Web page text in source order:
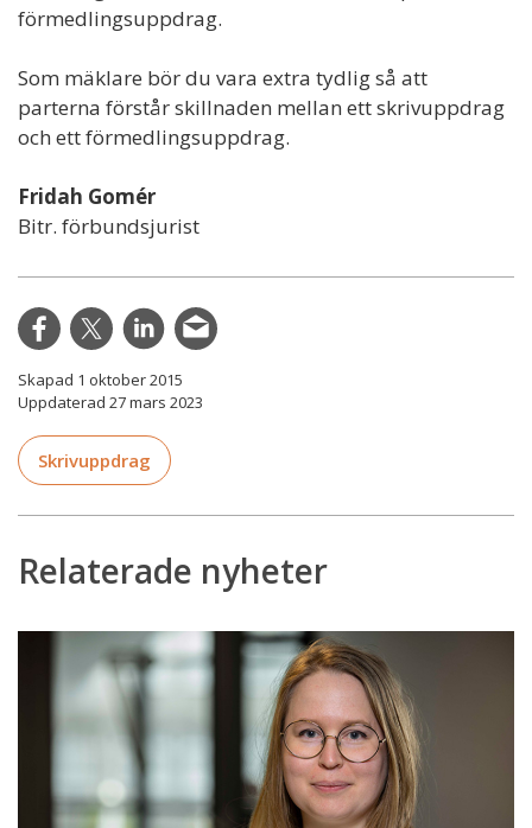
förmedlingsuppdrag.
Som mäklare bör du vara extra tydlig så att
parterna förstår skillnaden mellan ett skrivuppdrag
och ett förmedlingsuppdrag.
Fridah Gomér
Bitr. förbundsjurist
Skapad 1 oktober 2015
Uppdaterad 27 mars 2023
Skrivuppdrag
Relaterade nyheter
HFD
prövningstillstånd